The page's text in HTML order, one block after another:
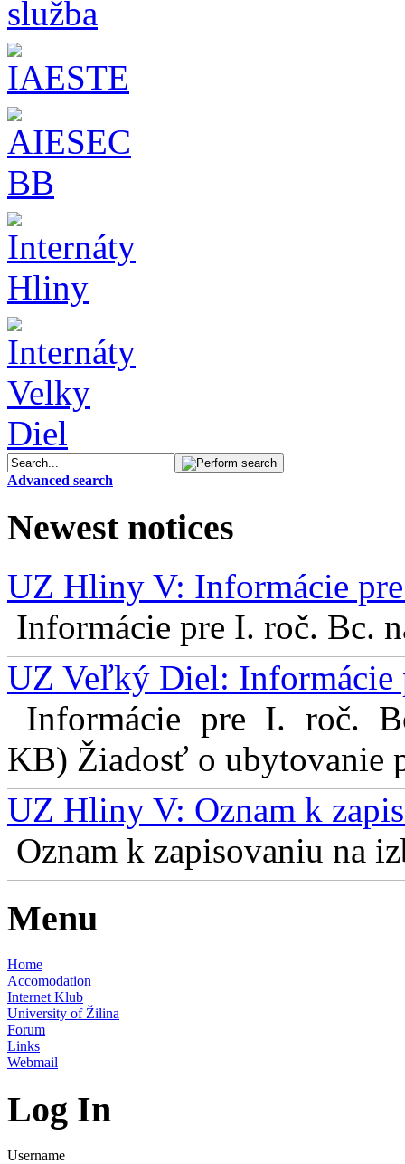
Advanced search
Newest notices
UZ Hliny V: Informácie
Informácie pre I. roč. Bc.
UZ Veľký Diel: Informácie
Informácie pre I. roč.
KB) Žiadosť o ubytovanie
UZ Hliny V: Oznam k
Oznam k zapisovaniu na
Menu
Home
Accomodation
Internet Klub
University of Žilina
Forum
Links
Webmail
Log In
Username